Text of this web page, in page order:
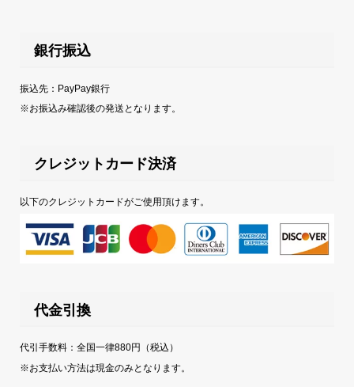
銀行振込
振込先：PayPay銀行
※お振込み確認後の発送となります。
クレジットカード決済
以下のクレジットカードがご使用頂けます。
代金引換
代引手数料：全国一律880円（税込）
※お支払い方法は現金のみとなります。